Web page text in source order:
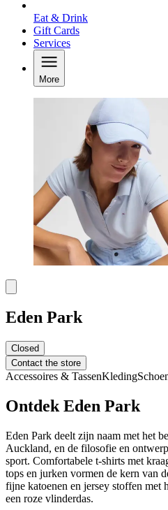
Eat & Drink
Gift Cards
Services
More
Eden Park
Closed
Contact the store
Accessoires & TassenKleding
Ontdek Eden Park
Eden Park deelt zijn naam met het
Auckland, en de filosofie en
sport. Comfortabele t-shirts met
tops en jurken vormen de kern van
fijne katoenen en jersey stoffen met
een roze vlinderdas.